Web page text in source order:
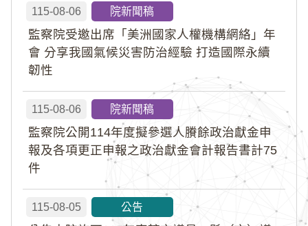
115-08-06 院新聞稿
監察院受邀出席「美洲國家人權機構網絡」年
會 分享我國氣候災害防治經驗 打造國際永續
韌性
115-08-06 院新聞稿
監察院公開114年度擬參選人賸餘政治獻金申
報及各項更正申報之政治獻金會計報告書計75
件
115-08-05 公告